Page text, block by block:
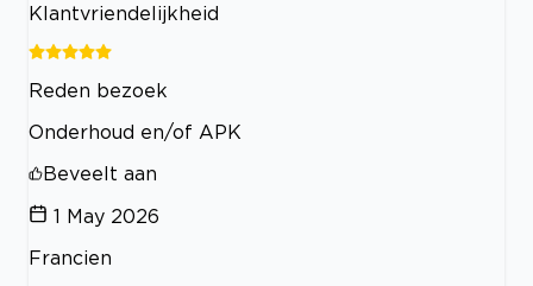
Klantvriendelijkheid
Reden bezoek
Onderhoud en/of APK
Beveelt aan
1 May 2026
Francien